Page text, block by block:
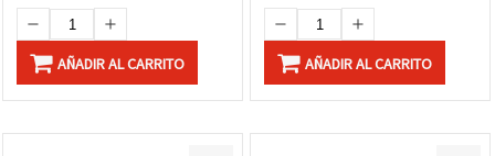
AÑADIR AL CARRITO AÑADIR AL CARRITO